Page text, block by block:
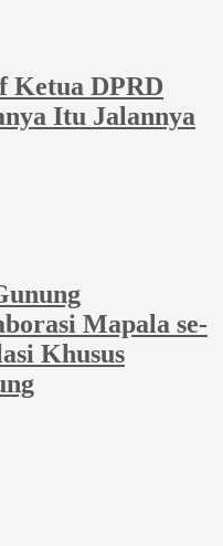
Ketua DPRD
Itu Jalannya
Mapala se-
Khusus